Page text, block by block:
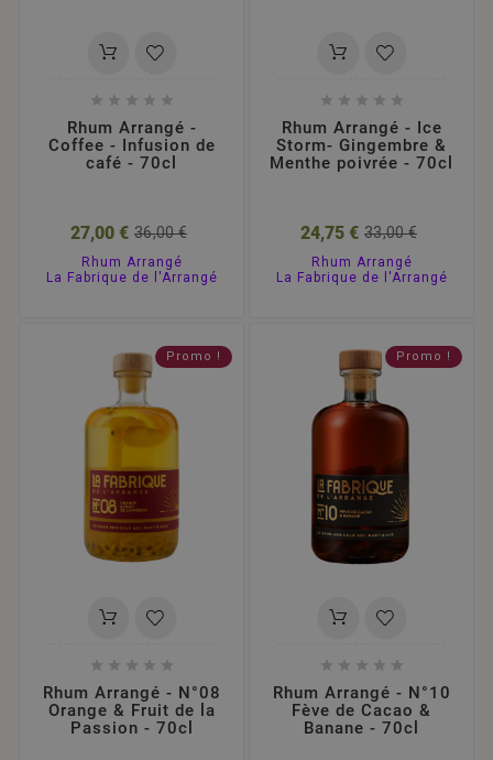
    
Rhum Arrangé -
Coffee - Infusion de
café - 70cl
27,00 € 36,00 €
Rhum Arrangé
La Fabrique de l'Arrangé
    
Rhum Arrangé - Ice
Storm- Gingembre &
Menthe poivrée - 70cl
24,75 € 33,00 €
Rhum Arrangé
La Fabrique de l'Arrangé
Promo !
    
Rhum Arrangé - N°08
Orange & Fruit de la
Passion - 70cl
Promo !
    
Rhum Arrangé - N°10
Fève de Cacao &
Banane - 70cl